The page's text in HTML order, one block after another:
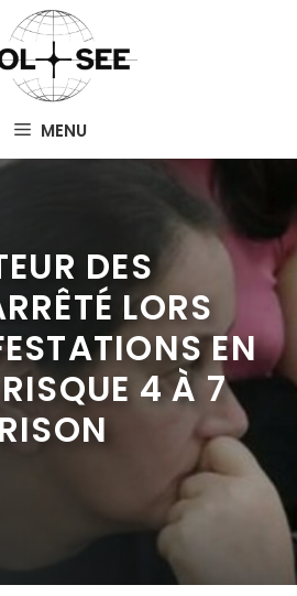
MENU
DES
LORS
EN
4 À 7